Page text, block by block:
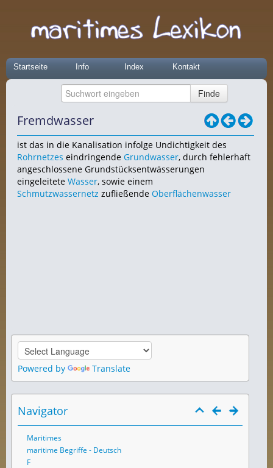
Startseite Info Index Kontakt
Fremdwasser
ist das in die Kanalisation infolge Undichtigkeit des
Rohrnetzes eindringende Grundwasser, durch fehlerhaft
angeschlossene Grundstücksentwässerungen
eingeleitete Wasser, sowie einem
Schmutzwassernetz zufließende Oberflächenwasser
Powered by Translate
Navigator
Maritimes
maritime Begriffe - Deutsch
F